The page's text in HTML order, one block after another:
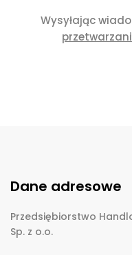
Wysyłając
Dane adresowe
Przedsiębiorstwo
Sp. z o.o.